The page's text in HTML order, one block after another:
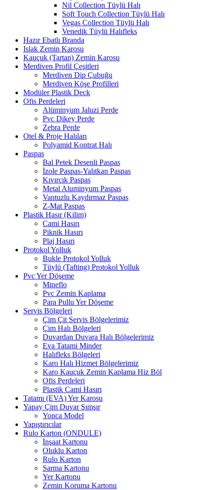
Nil Collection Tüylü Halı
Soft Touch Collection Tüylü Halı
Vegas Collection Tüylü Halı
Venedik Tüylü Halıfleks
Hazır Ebatlı Branda
Islak Zemin Karosu
Kauçuk (Tartan) Zemin Karosu
Merdiven Profil Çeşitleri
Merdiven Dip Çubuğu
Merdiven Köşe Profilleri
Modüler Plastik Deck
Ofis Perdeleri
Alüminyum Jaluzi Perde
Pvc Dikey Perde
Zebra Perde
Otel & Proje Halıları
Polyamid Kontrat Halı
Paspas
Bal Petek Desenli Paspas
İzole Paspas-Yalıtkan Paspas
Kıvırcık Paspas
Metal Aluminyum Paspas
Vantuzlu Kaydırmaz Paspas
Z-Mat Paspas
Plastik Hasır (Kilim)
Cami Hasırı
Piknik Hasırı
Plaj Hasırı
Protokol Yolluk
Bukle Protokol Yolluk
Tüylü (Tafting) Protokol Yolluk
Pvc Yer Döşeme
Mineflo
Pvc Zemin Kaplama
Para Pullu Yer Döşeme
Servis Bölgeleri
Çim Çit Servis Bölgelerimiz
Çim Halı Bölgeleri
Duvardan Duvara Halı Bölgelerimiz
Eva Tatami Minder
Halıfleks Bölgeleri
Karo Halı Hizmet Bölgelerimiz
Karo Kauçuk Zemin Kaplama Hiz Böl
Ofis Perdeleri
Plastik Cami Hasırı
Tatamı (EVA) Yer Karosu
Yapay Çim Duvar Şımşır
Yonca Model
Yapıştırıcılar
Rulo Karton (ONDULE)
İnşaat Kartonu
Oluklu Karton
Rulo Karton
Sarma Kartonu
Yer Kartonu
Zemin Koruma Kartonu